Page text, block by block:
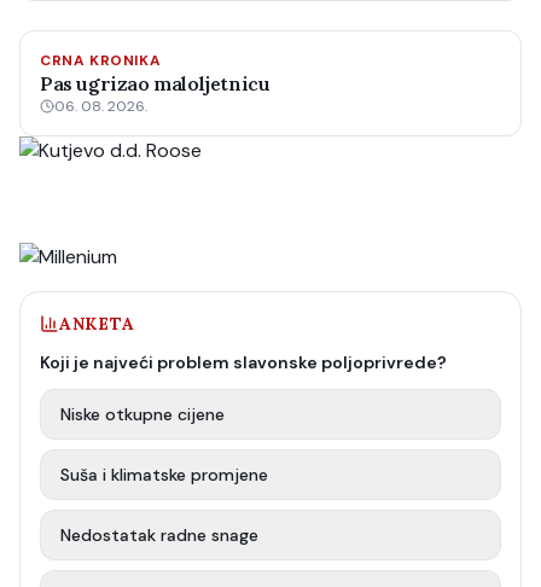
CRNA KRONIKA
Pas ugrizao maloljetnicu
06. 08. 2026.
ANKETA
Koji je najveći problem slavonske poljoprivrede?
Niske otkupne cijene
Suša i klimatske promjene
Nedostatak radne snage